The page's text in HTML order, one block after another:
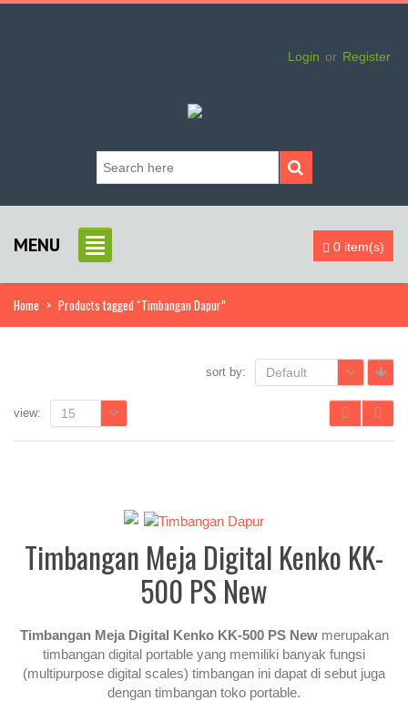
Login or Register
MENU 0 item(s)
Home > Products tagged “Timbangan Dapur”
sort by: Default
view: 15
Timbangan Meja Digital Kenko KK-
500 PS New
Timbangan Meja Digital Kenko KK-500 PS Newmerupakan
timbangan digital portable yang memiliki banyak fungsi
(multipurpose digital scales) timbangan ini dapat di sebut juga
dengan timbangan toko portable.